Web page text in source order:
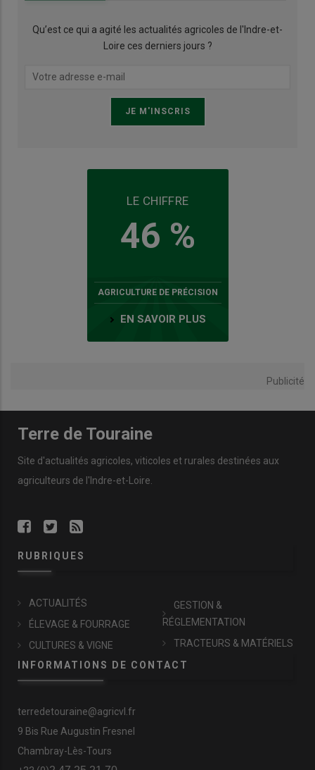
Qu’est ce qui a agité les actualités agricoles de l'Indre-et-
Loire ces derniers jours ?
LE CHIFFRE
46 %
AGRICULTURE DE PRÉCISION
EN SAVOIR PLUS
Publicité
Terre de Touraine
Site d'actualités agricoles, viticoles et rurales destinées aux
agriculteurs de l'Indre-et-Loire.
RUBRIQUES
ACTUALITÉS
ÉLEVAGE & FOURRAGE
CULTURES & VIGNE
GESTION &
RÉGLEMENTATION
TRACTEURS & MATÉRIELS
INFORMATIONS DE CONTACT
terredetouraine@agricvl.fr
9 Bis Rue Augustin Fresnel
Chambray-Lès-Tours